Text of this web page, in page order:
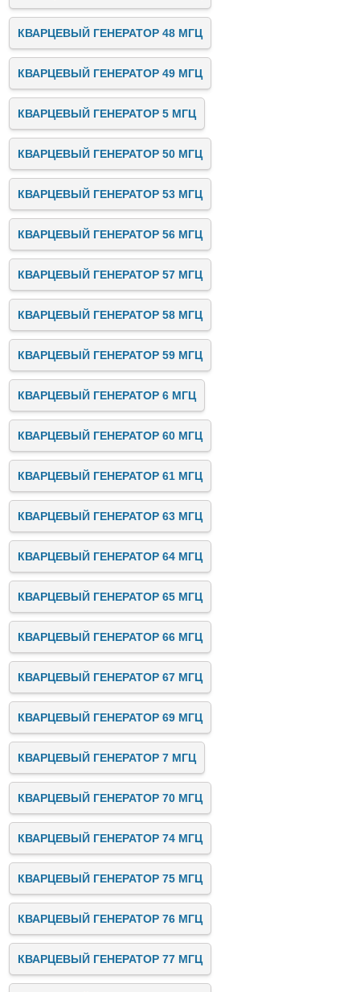
КВАРЦЕВЫЙ ГЕНЕРАТОР 48 МГЦ
КВАРЦЕВЫЙ ГЕНЕРАТОР 49 МГЦ
КВАРЦЕВЫЙ ГЕНЕРАТОР 5 МГЦ
КВАРЦЕВЫЙ ГЕНЕРАТОР 50 МГЦ
КВАРЦЕВЫЙ ГЕНЕРАТОР 53 МГЦ
КВАРЦЕВЫЙ ГЕНЕРАТОР 56 МГЦ
КВАРЦЕВЫЙ ГЕНЕРАТОР 57 МГЦ
КВАРЦЕВЫЙ ГЕНЕРАТОР 58 МГЦ
КВАРЦЕВЫЙ ГЕНЕРАТОР 59 МГЦ
КВАРЦЕВЫЙ ГЕНЕРАТОР 6 МГЦ
КВАРЦЕВЫЙ ГЕНЕРАТОР 60 МГЦ
КВАРЦЕВЫЙ ГЕНЕРАТОР 61 МГЦ
КВАРЦЕВЫЙ ГЕНЕРАТОР 63 МГЦ
КВАРЦЕВЫЙ ГЕНЕРАТОР 64 МГЦ
КВАРЦЕВЫЙ ГЕНЕРАТОР 65 МГЦ
КВАРЦЕВЫЙ ГЕНЕРАТОР 66 МГЦ
КВАРЦЕВЫЙ ГЕНЕРАТОР 67 МГЦ
КВАРЦЕВЫЙ ГЕНЕРАТОР 69 МГЦ
КВАРЦЕВЫЙ ГЕНЕРАТОР 7 МГЦ
КВАРЦЕВЫЙ ГЕНЕРАТОР 70 МГЦ
КВАРЦЕВЫЙ ГЕНЕРАТОР 74 МГЦ
КВАРЦЕВЫЙ ГЕНЕРАТОР 75 МГЦ
КВАРЦЕВЫЙ ГЕНЕРАТОР 76 МГЦ
КВАРЦЕВЫЙ ГЕНЕРАТОР 77 МГЦ